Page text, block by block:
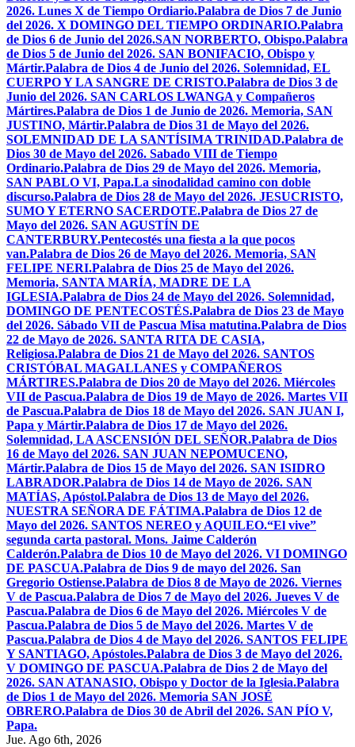
2026. Lunes X de Tiempo Ordiario.Palabra de Dios 7 de Junio
del 2026. X DOMINGO DEL TIEMPO ORDINARIO.Palabra
de Dios 6 de Junio del 2026.SAN NORBERTO, Obispo.Palabra
de Dios 5 de Junio del 2026. SAN BONIFACIO, Obispo y
Mártir.Palabra de Dios 4 de Junio del 2026. Solemnidad, EL
CUERPO Y LA SANGRE DE CRISTO.Palabra de Dios 3 de
Junio del 2026. SAN CARLOS LWANGA y Compañeros
Mártires.Palabra de Dios 1 de Junio de 2026. Memoria, SAN
JUSTINO, Mártir.Palabra de Dios 31 de Mayo del 2026.
SOLEMNIDAD DE LA SANTÍSIMA TRINIDAD.Palabra de
Dios 30 de Mayo del 2026. Sabado VIII de Tiempo
Ordinario.Palabra de Dios 29 de Mayo del 2026. Memoria,
SAN PABLO VI, Papa.La sinodalidad camino con doble
discurso.Palabra de Dios 28 de Mayo del 2026. JESUCRISTO,
SUMO Y ETERNO SACERDOTE.Palabra de Dios 27 de
Mayo del 2026. SAN AGUSTÍN DE
CANTERBURY.Pentecostés una fiesta a la que pocos
van.Palabra de Dios 26 de Mayo del 2026. Memoria, SAN
FELIPE NERI.Palabra de Dios 25 de Mayo del 2026.
Memoria, SANTA MARÍA, MADRE DE LA
IGLESIA.Palabra de Dios 24 de Mayo del 2026. Solemnidad,
DOMINGO DE PENTECOSTÉS.Palabra de Dios 23 de Mayo
del 2026. Sábado VII de Pascua Misa matutina.Palabra de Dios
22 de Mayo de 2026. SANTA RITA DE CASIA,
Religiosa.Palabra de Dios 21 de Mayo del 2026. SANTOS
CRISTÓBAL MAGALLANES y COMPAÑEROS
MÁRTIRES.Palabra de Dios 20 de Mayo del 2026. Miércoles
VII de Pascua.Palabra de Dios 19 de Mayo de 2026. Martes VII
de Pascua.Palabra de Dios 18 de Mayo del 2026. SAN JUAN I,
Papa y Mártir.Palabra de Dios 17 de Mayo del 2026.
Solemnidad, LA ASCENSIÓN DEL SEÑOR.Palabra de Dios
16 de Mayo del 2026. SAN JUAN NEPOMUCENO,
Mártir.Palabra de Dios 15 de Mayo del 2026. SAN ISIDRO
LABRADOR.Palabra de Dios 14 de Mayo de 2026. SAN
MATÍAS, Apóstol.Palabra de Dios 13 de Mayo del 2026.
NUESTRA SEÑORA DE FÁTIMA.Palabra de Dios 12 de
Mayo del 2026. SANTOS NEREO y AQUILEO.“El vive”
segunda carta pastoral. Mons. Jaime Calderón
Calderón.Palabra de Dios 10 de Mayo del 2026. VI DOMINGO
DE PASCUA.Palabra de Dios 9 de mayo del 2026. San
Gregorio Ostiense.Palabra de Dios 8 de Mayo de 2026. Viernes
V de Pascua.Palabra de Dios 7 de Mayo del 2026. Jueves V de
Pascua.Palabra de Dios 6 de Mayo del 2026. Miércoles V de
Pascua.Palabra de Dios 5 de Mayo del 2026. Martes V de
Pascua.Palabra de Dios 4 de Mayo del 2026. SANTOS FELIPE
Y SANTIAGO, Apóstoles.Palabra de Dios 3 de Mayo del 2026.
V DOMINGO DE PASCUA.Palabra de Dios 2 de Mayo del
2026. SAN ATANASIO, Obispo y Doctor de la Iglesia.Palabra
de Dios 1 de Mayo del 2026. Memoria SAN JOSÉ
OBRERO.Palabra de Dios 30 de Abril del 2026. SAN PÍO V,
Papa.
Jue. Ago 6th, 2026